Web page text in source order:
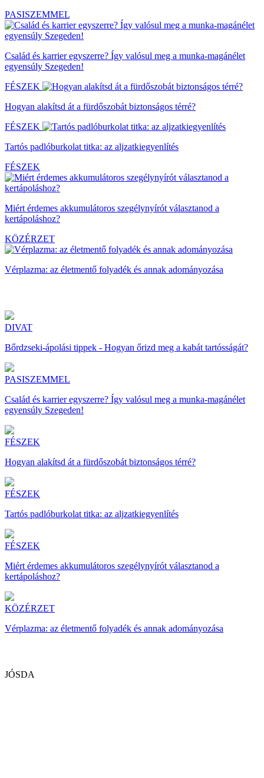
PASISZEMMEL
Család és karrier egyszerre? Így valósul meg a munka-magánélet
egyensúly Szegeden!
FÉSZEK
Hogyan alakítsd át a fürdőszobát biztonságos térré?
FÉSZEK
Tartós padlóburkolat titka: az aljzatkiegyenlítés
FÉSZEK
Miért érdemes akkumulátoros szegélynyírót választanod a
kertápoláshoz?
KÖZÉRZET
Vérplazma: az életmentő folyadék és annak adományozása
DIVAT
Bőrdzseki-ápolási tippek - Hogyan őrizd meg a kabát tartósságát?
PASISZEMMEL
Család és karrier egyszerre? Így valósul meg a munka-magánélet
egyensúly Szegeden!
FÉSZEK
Hogyan alakítsd át a fürdőszobát biztonságos térré?
FÉSZEK
Tartós padlóburkolat titka: az aljzatkiegyenlítés
FÉSZEK
Miért érdemes akkumulátoros szegélynyírót választanod a
kertápoláshoz?
KÖZÉRZET
Vérplazma: az életmentő folyadék és annak adományozása
JÓSDA